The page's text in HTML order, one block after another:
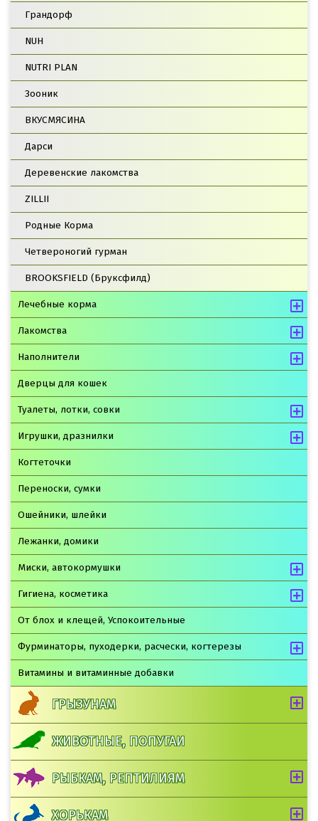
Грандорф
NUH
NUTRI PLAN
Зооник
ВКУСМЯСИНА
Дарси
Деревенские лакомства
ZILLII
Родные Корма
Четвероногий гурман
BROOKSFIELD (Бруксфилд)
Лечебные корма
Лакомства
Наполнители
Дверцы для кошек
Туалеты, лотки, совки
Игрушки, дразнилки
Когтеточки
Переноски, сумки
Ошейники, шлейки
Лежанки, домики
Миски, автокормушки
Гигиена, косметика
От блох и клещей, Успокоительные
Фурминаторы, пуходерки, расчески, когтерезы
Витамины и витаминные добавки
ГРЫЗУНАМ
ЖИВОТНЫЕ, ПОПУГАИ
РЫБКАМ, РЕПТИЛИЯМ
ХОРЬКАМ